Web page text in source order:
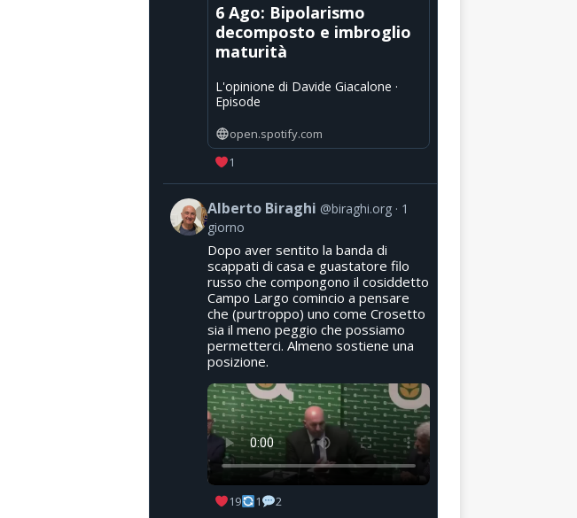
6 Ago: Bipolarismo
decomposto e imbroglio
maturità
L'opinione di Davide Giacalone ·
Episode
open.spotify.com
1
Alberto Biraghi @biraghi.org
1
giorno
Dopo aver sentito la banda di
scappati di casa e guastatore filo
russo che compongono il cosiddetto
Campo Largo comincio a pensare
che (purtroppo) uno come Crosetto
sia il meno peggio che possiamo
permetterci. Almeno sostiene una
posizione.
19 1 2